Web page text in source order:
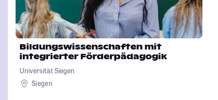
Bildungswissenschaften mit
integrierter Förderpädagogik
Universität Siegen
Siegen